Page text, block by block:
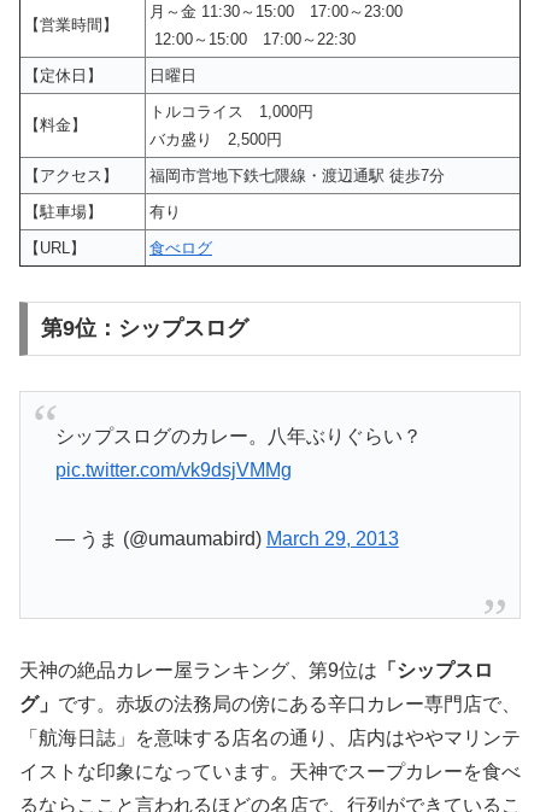
【営業時間】
月～金 11:30～15:00 17:00～23:00
12:00～15:00 17:00～22:30
【定休日】
日曜日
【料金】
トルコライス 1,000円
バカ盛り 2,500円
【アクセス】
福岡市営地下鉄七隈線・渡辺通駅 徒歩7分
【駐車場】
有り
【URL】
食べログ
第9位：シップスログ
シップスログのカレー。八年ぶりぐらい？
pic.twitter.com/vk9dsjVMMg
— うま (@umaumabird) March 29, 2013
天神の絶品カレー屋ランキング、第9位は 「シップスロ
グ」 です。赤坂の法務局の傍にある辛口カレー専門店で、
「航海日誌」を意味する店名の通り、店内はややマリンテ
イストな印象になっています。天神でスープカレーを食べ
るならここと言われるほどの名店で、行列ができているこ